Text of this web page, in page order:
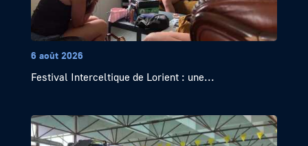
6 août 2026
Festival Interceltique de Lorient : une...